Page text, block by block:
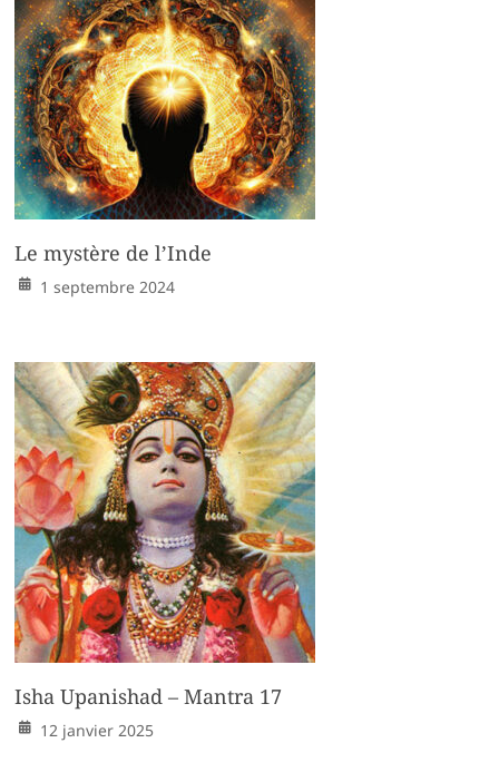
Le mystère de l’Inde
1 septembre 2024
Isha Upanishad – Mantra 17
12 janvier 2025